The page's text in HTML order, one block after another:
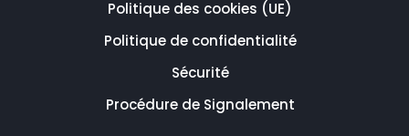
Politique des cookies (UE)
Politique de confidentialité
Sécurité
Procédure de Signalement